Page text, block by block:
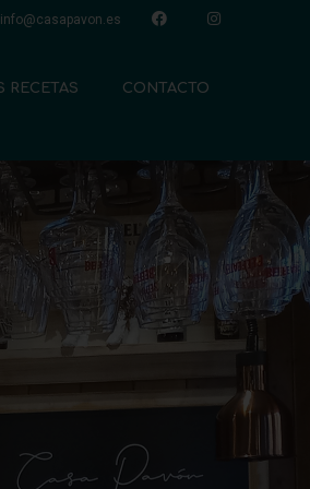
info@casapavon.es
RECETAS CONTACTO